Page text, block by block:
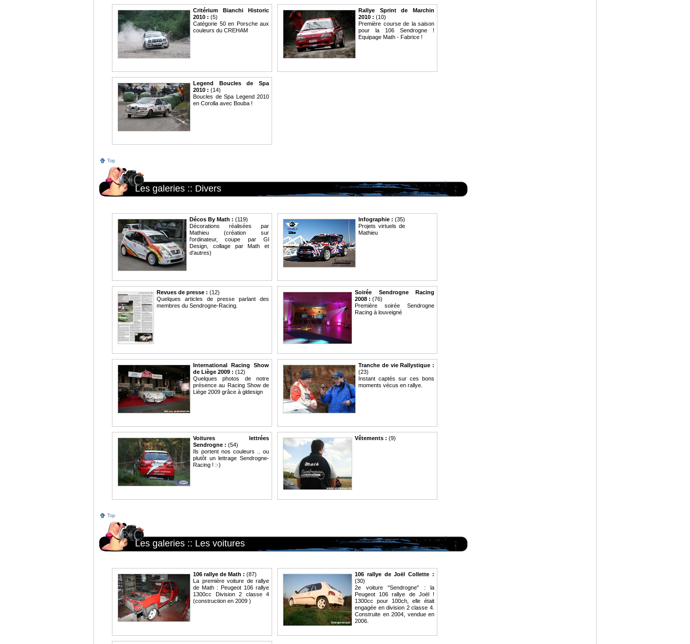
Critérium Bianchi Historic
2010 : (5)
Catégorie 50 en Porsche aux
couleurs du CREHAM
Rallye Sprint de Marchin
2010 : (10)
Première course de la saison
pour la 106 Sendrogne !
Equipage Math - Fabrice !
Legend Boucles de Spa
2010 : (14)
Boucles de Spa Legend 2010
en Corolla avec Bouba !
Top
Les galeries :: Divers
Décos By Math : (119)
Décorations réalisées par
Mathieu (création sur
l'ordinateur, coupe par Gl
Design, collage par Math et
d'autres)
Infographie : (35)
Projets virtuels de
Mathieu
Revues de presse : (12)
Quelques articles de presse parlant des
membres du Sendrogne-Racing.
Soirée Sendrogne Racing
2008 : (76)
Première soirée Sendrogne
Racing à louveigné
International Racing Show
de Liège 2009 : (12)
Quelques photos de notre
présence au Racing Show de
Liège 2009 grâce à gldesign
Tranche de vie Rallystique :
(23)
Instant captés sur ces bons
moments vécus en rallye.
Voitures lettrées
Sendrogne : (54)
Ils portent nos couleurs .. ou
plutôt un lettrage Sendrogne-
Racing ! :-)
Vêtements : (9)
Top
Les galeries :: Les voitures
106 rallye de Math : (87)
La première voiture de rallye
de Math : Peugeot 106 rallye
1300cc Division 2 classe 4
(construction en 2009 )
106 rallye de Joël Collette :
(30)
2e voiture "Sendrogne" : la
Peugeot 106 rallye de Joël !
1300cc pour 100ch, elle était
engagée en division 2 classe 4.
Construite en 2004, vendue en
2006.